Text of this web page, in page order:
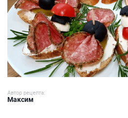
Автор рецепта:
Максим